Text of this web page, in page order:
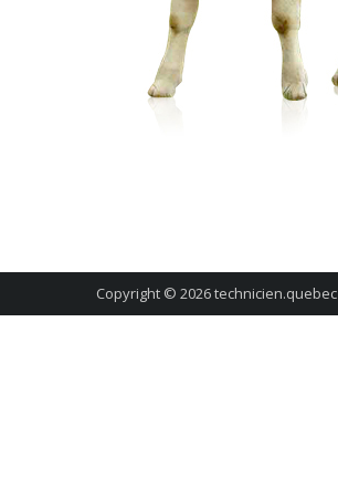
Copyright © 2026technicien.quebec